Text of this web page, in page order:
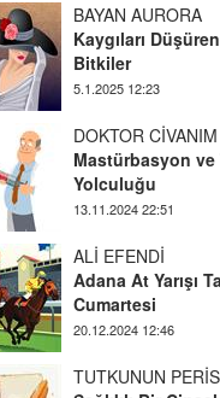
BAYAN AURORA
Kaygıları
Bitkiler
5.1.2025 12:23
DOKTOR CİVANIM
Mastürbasyon
Yolculuğu
13.11.2024 22:51
ALİ EFENDİ
Adana At Yarışı
Cumartesi
20.12.2024 12:46
TUTKUNUN